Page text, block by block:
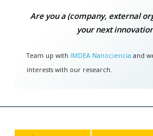
Are you a (company, external
your next
Team up with IMDEA Nanociencia and
interests with our research.